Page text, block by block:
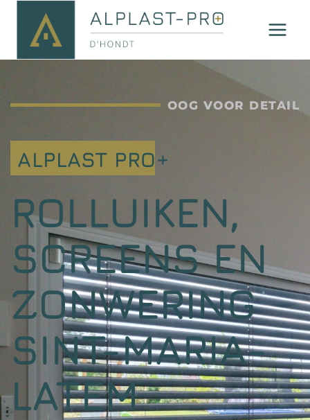
OOG VOOR DETAIL
ALPLAST PRO+
ROLLUIKEN,
SCREENS EN
ZONWERING
SINT-MARIA-
LATEM